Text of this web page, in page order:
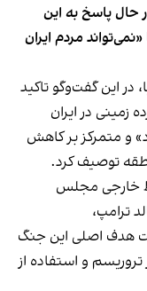
حال پاسخ به این
مردم ایران
در این گفت‌وگو تاکید
زمینی در ایران
و متمرکز بر کاهش
توصیف کرد.
خارجی مجلس
ترامپ،
هدف اصلی این جنگ
و استفاده از